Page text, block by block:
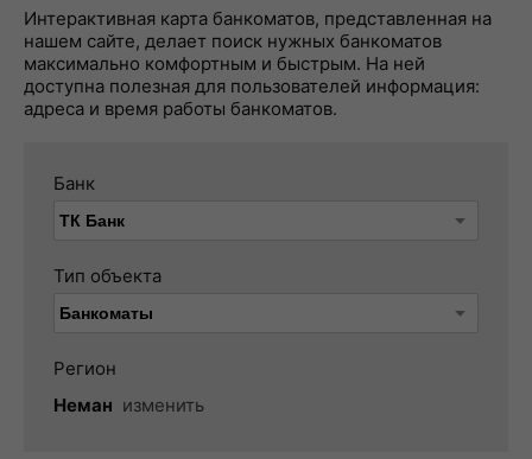
Интерактивная карта банкоматов, представленная на
нашем сайте, делает поиск нужных банкоматов
максимально комфортным и быстрым. На ней
доступна полезная для пользователей информация:
адреса и время работы банкоматов.
Банк
Тип объекта
Регион
Неман изменить